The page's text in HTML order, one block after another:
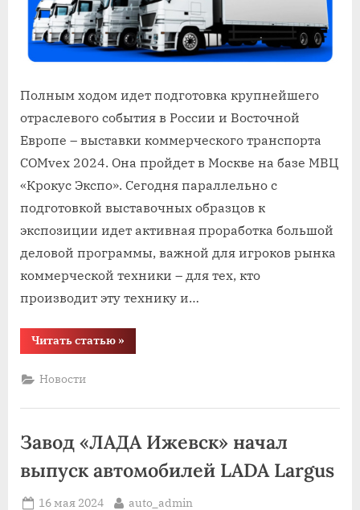
Полным ходом идет подготовка крупнейшего
отраслевого события в России и Восточной
Европе – выставки коммерческого транспорта
COMvex 2024. Она пройдет в Москве на базе МВЦ
«Крокус Экспо». Сегодня параллельно с
подготовкой выставочных образцов к
экспозиции идет активная проработка большой
деловой программы, важной для игроков рынка
коммерческой техники – для тех, кто
производит эту технику и…
Читать статью“«ComAuto
–
коммерческого
игроки?”
»
Новости
Завод «ЛАДА Ижевск» начал
выпуск автомобилей LADA Largus
Posted
16 мая 2024 By
auto_admin